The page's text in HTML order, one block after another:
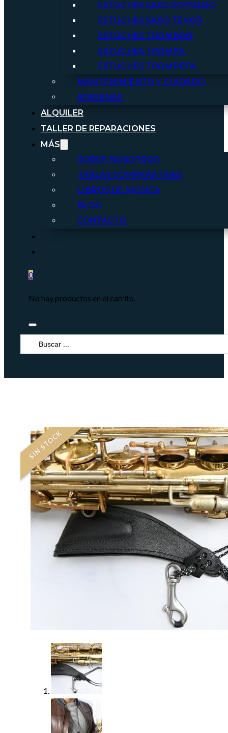
ESTUCHES SAXO SOPRANO
ESTUCHES SAXO TENOR
ESTUCHES TROMBÓN
ESTUCHES TROMPA
ESTUCHES TROMPETA
MANTENIMIENTO Y CUIDADO
SORDINAS
ALQUILER
TALLER DE REPARACIONES
MÁS
SOBRE NOSOTROS
TABLAS COMPARATIVAS
LIBROS DE MÚSICA
BLOG
CONTACTO
0
No hay productos en el carrito.
Search
...
SIN STOCK